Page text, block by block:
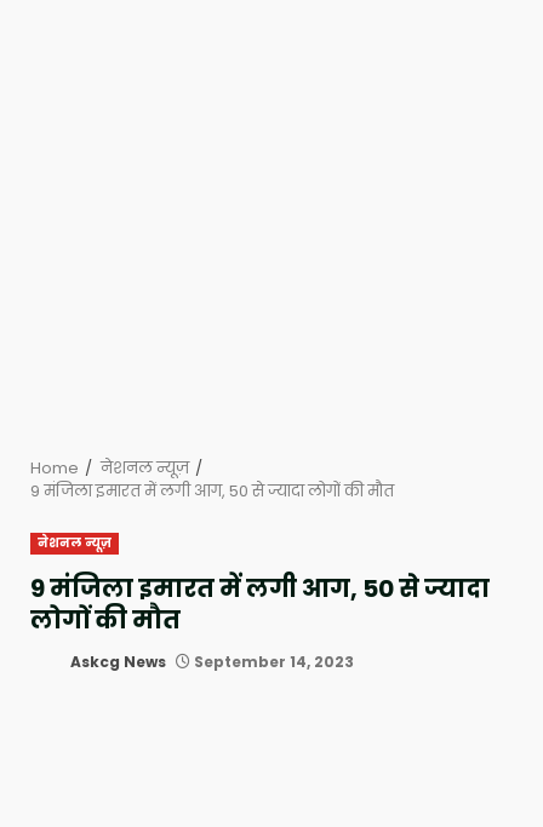
Home
नेशनल न्यूज़
9 मंजिला इमारत में लगी आग, 50 से ज्यादा लोगों की मौत
नेशनल न्यूज़
9 मंजिला इमारत में लगी आग, 50 से ज्यादा
लोगों की मौत
Askcg News September 14, 2023